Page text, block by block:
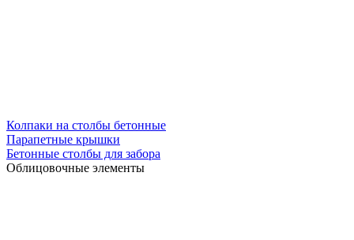
Колпаки на столбы бетонные
Парапетные крышки
Бетонные столбы для забора
Облицовочные элементы